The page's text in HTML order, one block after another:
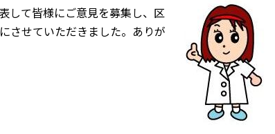
して皆様にご意見を募集し、区
させていただきました。ありが